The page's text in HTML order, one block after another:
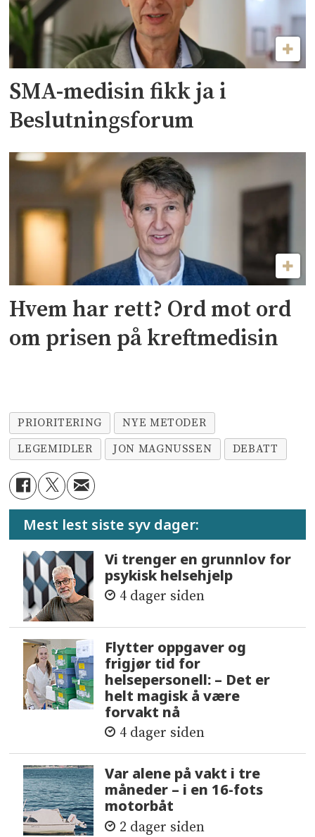
SMA-medisin fikk ja i
Beslutningsforum
Hvem har rett? Ord mot ord
om prisen på kreftmedisin
PRIORITERING
NYE METODER
LEGEMIDLER
JON MAGNUSSEN DEBATT
Mest lest siste syv dager:
Vi trenger en grunnlov for
psykisk helsehjelp
4 dager siden
Flytter oppgaver og
frigjør tid for
helsepersonell: – Det er
helt magisk å være
forvakt nå
4 dager siden
Var alene på vakt i tre
måneder – i en 16-fots
motorbåt
2 dager siden